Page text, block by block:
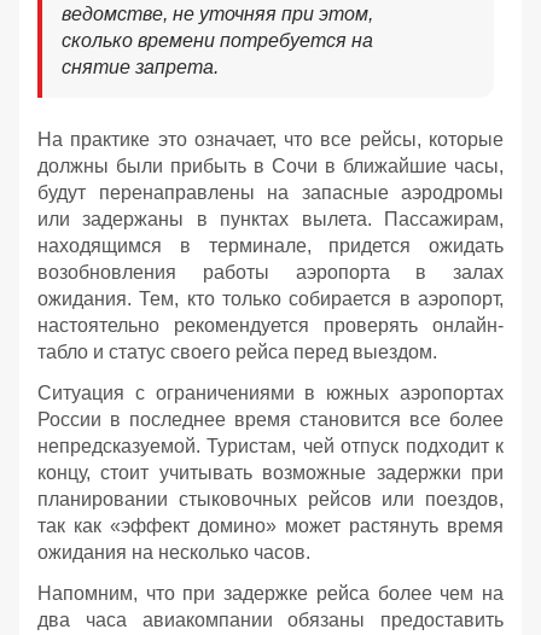
ведомстве, не уточняя при этом,
сколько времени потребуется на
снятие запрета.
На практике это означает, что все рейсы, которые
должны были прибыть в Сочи в ближайшие часы,
будут перенаправлены на запасные аэродромы
или задержаны в пунктах вылета. Пассажирам,
находящимся в терминале, придется ожидать
возобновления работы аэропорта в залах
ожидания. Тем, кто только собирается в аэропорт,
настоятельно рекомендуется проверять онлайн-
табло и статус своего рейса перед выездом.
Ситуация с ограничениями в южных аэропортах
России в последнее время становится все более
непредсказуемой. Туристам, чей отпуск подходит к
концу, стоит учитывать возможные задержки при
планировании стыковочных рейсов или поездов,
так как «эффект домино» может растянуть время
ожидания на несколько часов.
Напомним, что при задержке рейса более чем на
два часа авиакомпании обязаны предоставить